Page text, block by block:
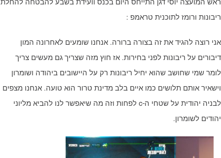
המועצה יוסי דגן התייחס היום בכנס וועידת בשבע להבטחה להחלת
ורומז לתוכנית טראמפ :
רוצה להגיד את זה בצורה ברורה. אנחנו שומעים לאחרונה המון
על ריבונות לפני בחירות. אז חוץ מזה שצריך גם מעשים צריך
שמי שחושב שהוא יחיל ריבונות רק על היישובים ביהודה ושומרון
אותם תלושים כמו איים בלב מדינת טרור הוא טועה. אנחנו מצפים
לבניה יהודית על שטחי ה-c לפחות וזה מה שיאפשר לנו להביא מליוני
לשומרון.